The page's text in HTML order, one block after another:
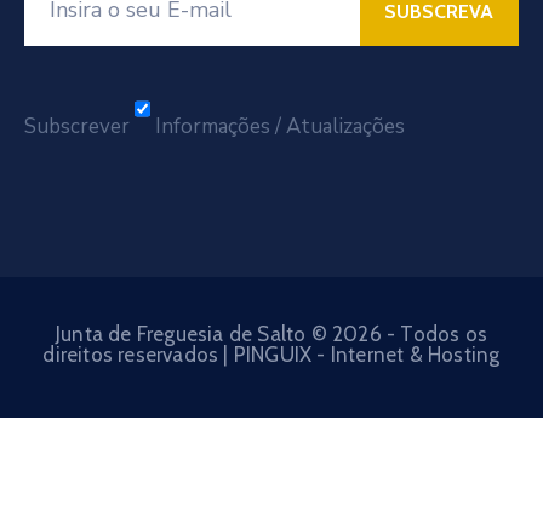
Subscrever Informações / Atualizações
Junta de Freguesia de Salto © 2026 - Todos os
direitos reservados | PINGUIX - Internet & Hosting